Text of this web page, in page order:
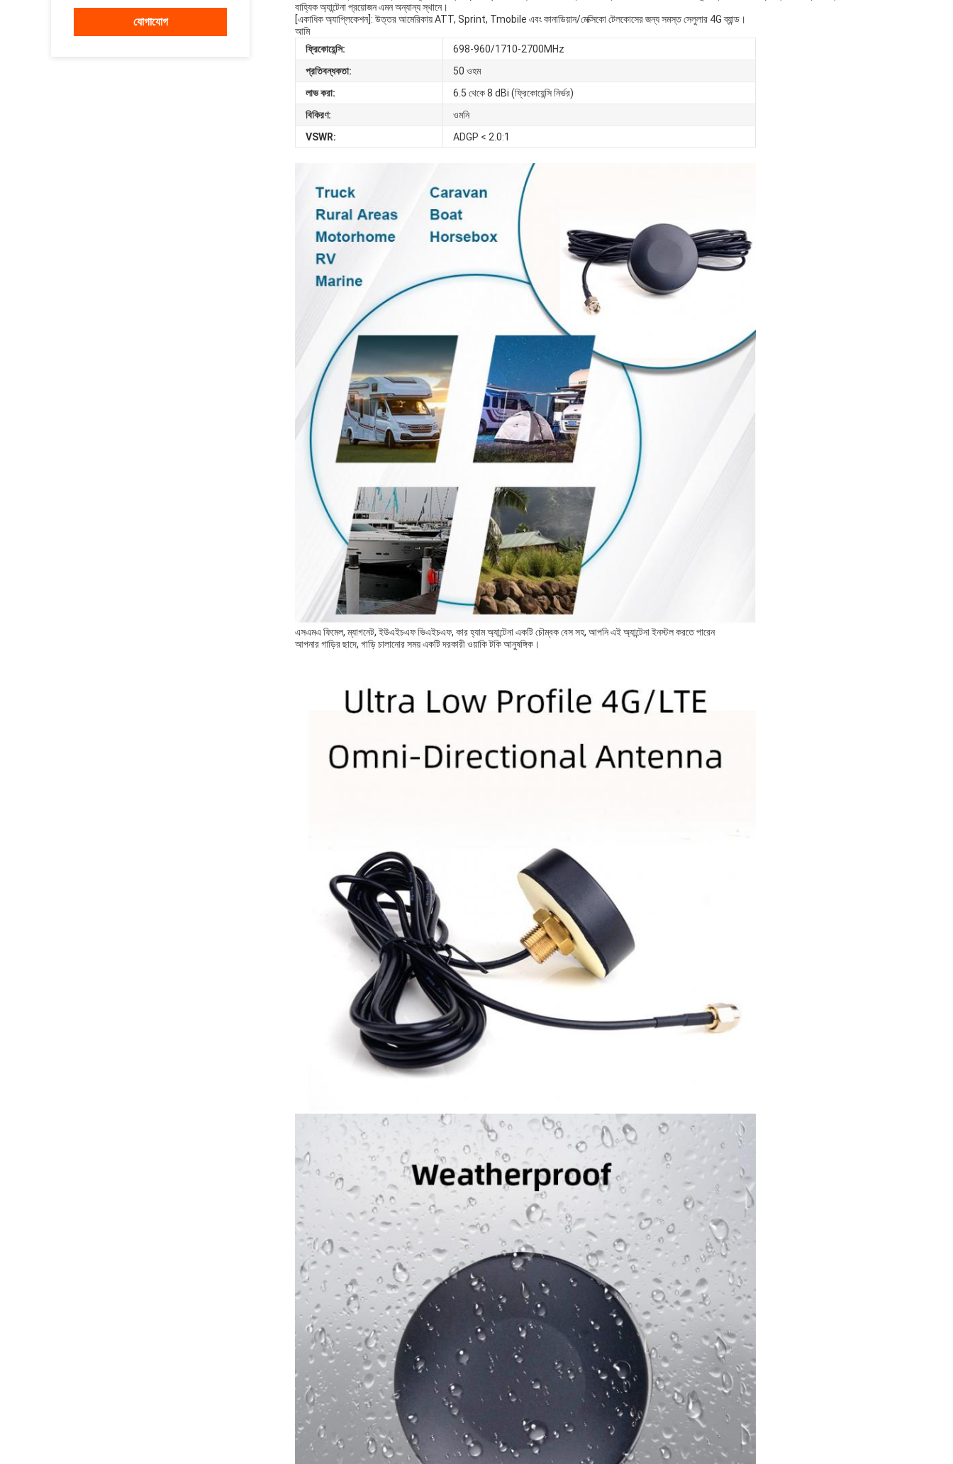
যোগাযোগ
বাহ্যিক অ্যান্টেনা প্রয়োজন এমন অন্যান্য স্থানে।
[একাধিক অ্যাপ্লিকেশন]: উত্তর আমেরিকায় ATT, Sprint, Tmobile এবং কানাডিয়ান/মেক্সিকো টেলকোসের জন্য সমস্ত সেলুলার 4G ব্যান্ড।
আমি
ফ্রিকোয়েন্সি:
698-960/1710-2700MHz
প্রতিবন্ধকতা:
50 ওহম
লাভ করা:
6.5 থেকে 8 dBi (ফ্রিকোয়েন্সি নির্ভর)
বিকিরণ:
ওমনি
VSWR:
ADGP < 2.0:1
এসএমএ ফিমেল, ম্যাগনেট, ইউএইচএফ ভিএইচএফ, কার হ্যাম অ্যান্টেনা একটি চৌম্বক বেস সহ, আপনি এই অ্যান্টেনা ইনস্টল করতে পারেন
আপনার গাড়ির ছাদে, গাড়ি চালানোর সময় একটি দরকারী ওয়াকি টকি আনুষঙ্গিক।